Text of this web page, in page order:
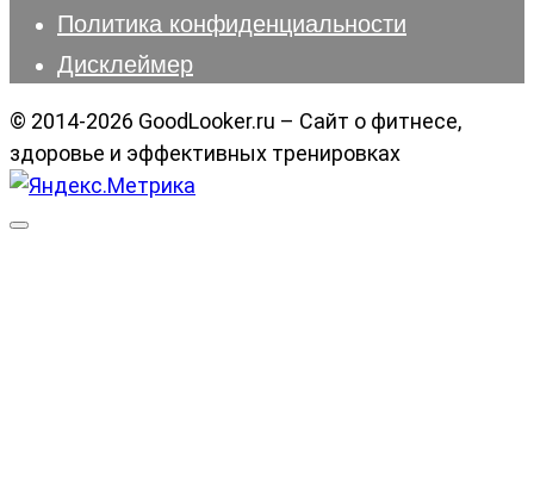
Политика конфиденциальности
Дисклеймер
© 2014-2026 GoodLooker.ru – Сайт о фитнесе,
здоровье и эффективных тренировках